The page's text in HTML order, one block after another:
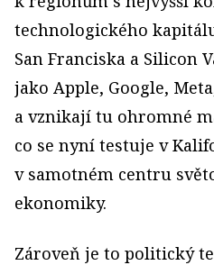
technologického
San Franciska a Silicon
jako Apple, Google,
a vznikají tu ohromné
co se nyní testuje v
v samotném centru
ekonomiky.
Zároveň je to politický